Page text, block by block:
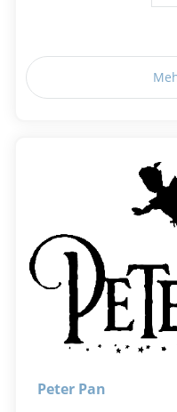
Peter Pan